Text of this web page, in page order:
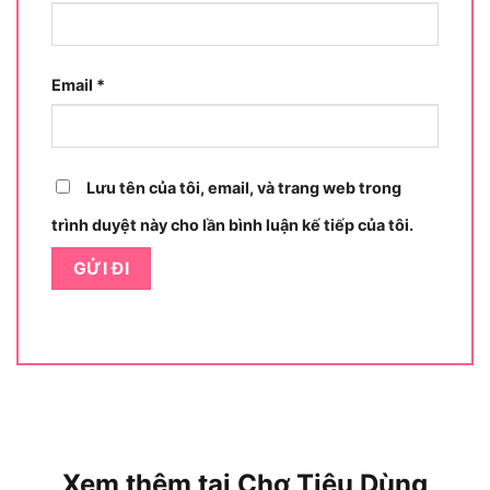
Khác với cán kim loại hoặc gỗ truyền thống, sợi
thủy tinh có độ bền cao, chịu lực tốt và khả năng
giảm rung đáng kể. Lớp cao su bọc ngoài giúp tay
Tỷ lệ giữa trọng lượng đầu và chiều dài cán tạo ra
sự cân bằng lý tưởng, giúp người dùng điều chỉnh
Email *
Lưu tên của tôi, email, và trang web trong
trình duyệt này cho lần bình luận kế tiếp của tôi.
Xem thêm tại Chợ Tiêu Dùng